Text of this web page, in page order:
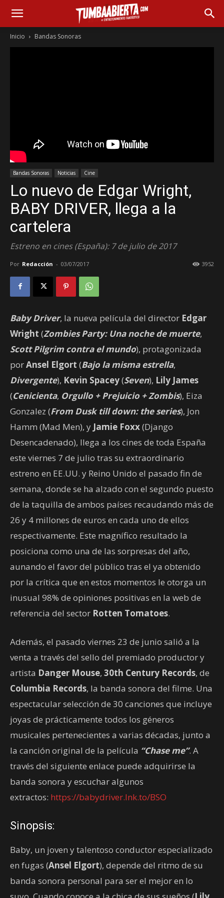
Inicio Bandas Sonoras
Bandas Sonoras Noticias Cine
Lo nuevo de Edgar Wright,
BABY DRIVER, llega a la
cartelera
Estreno en cines (España): 7 de julio de 2017
Por Redacción - 03/07/2017 3952
Baby Driver, la nueva película del director Edgar
Wright (Zombies Party: Una noche de muerte,
Scott Pilgrim contra el mundo), protagonizada
porAnsel Elgort (Bajo la misma estrella,
Divergente), Kevin Spacey(Seven), Lily James
(Cenicienta, Orgullo + Prejuicio + Zombis), Eiza
Gonzalez (From Dusk till down: the series), Jon
Hamm (Mad Men), y Jamie Foxx(Django
Desencadenado), llega a los cines de toda España
este viernes 7 de julio tras su extraordinario
estreno en EE.UU. y Reino Unido el pasado fin de
semana, donde se ha alzado con el segundo puesto
de la taquilla de ambos países recaudando más de
26 y 4 millones de euros en cada uno de ellos
respectivamente. Este magnífico resultado la
posiciona como una de las sorpresas del año,
aunando el favor del público tras el ya obtenido
por la crítica que en estos momentos le otorga un
inusual 98% de opiniones positivas en la web de
referencia del sector Rotten Tomatoes.
Además, el pasado viernes 23 de junio salió a la
venta a través del sello del premiado productor y
artista Danger Mouse, 30th Century Records, de
Columbia Records, la banda sonora del filme. Una
espectacular selección de 30 canciones que incluye
joyas de prácticamente todos los géneros
musicales pertenecientes a varias décadas, junto a
la canción original de la película “Chase me”. A
través del siguiente enlace puede adquirirse la
banda sonora y escuchar algunos
extractos: https://babydriver.lnk.to/BSO
Sinopsis:
Baby, un joven y talentoso conductor especializado
en fugas (Ansel Elgort), depende del ritmo de su
banda sonora personal para ser el mejor en lo